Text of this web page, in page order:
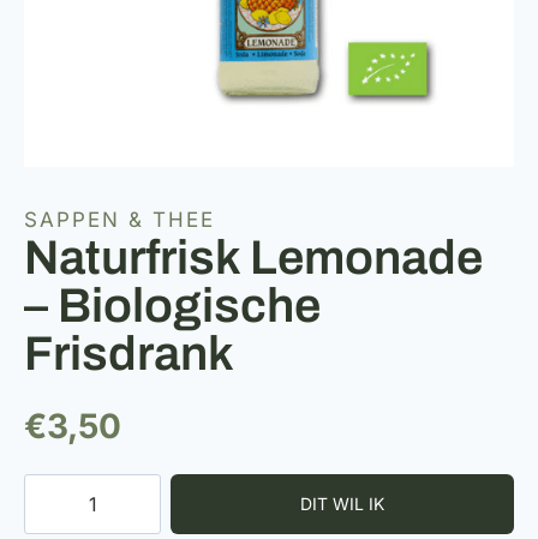
SAPPEN & THEE
Naturfrisk Lemonade
– Biologische
Frisdrank
€3,50
Lemonade